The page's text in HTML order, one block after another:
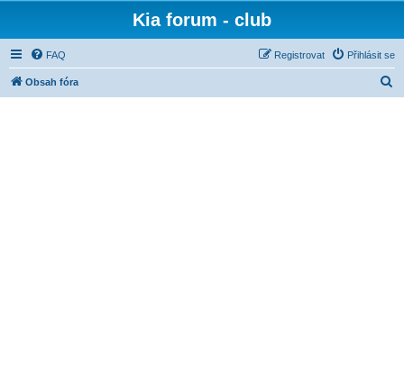
Kia forum - club
FAQ Přihlásit se
Registrovat
Obsah fóra